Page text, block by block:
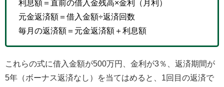
利息額＝直前の借入金残高×金利（月利）
元金返済額＝借入金額÷返済回数
毎月の返済額＝元金返済額＋利息額
これらの式に借入金額が500万円、金利が3％、返済期間が
5年（ボーナス返済なし）を当てはめると、1回目の返済で